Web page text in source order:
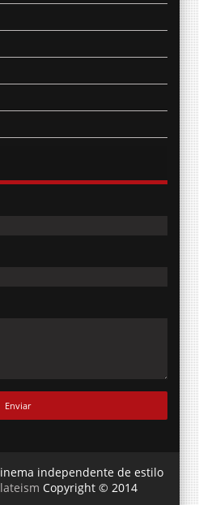
independente de estilo
Copyright © 2014